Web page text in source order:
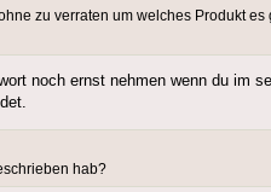
zu verraten um welches Produkt
noch ernst nehmen wenn du im
hab?